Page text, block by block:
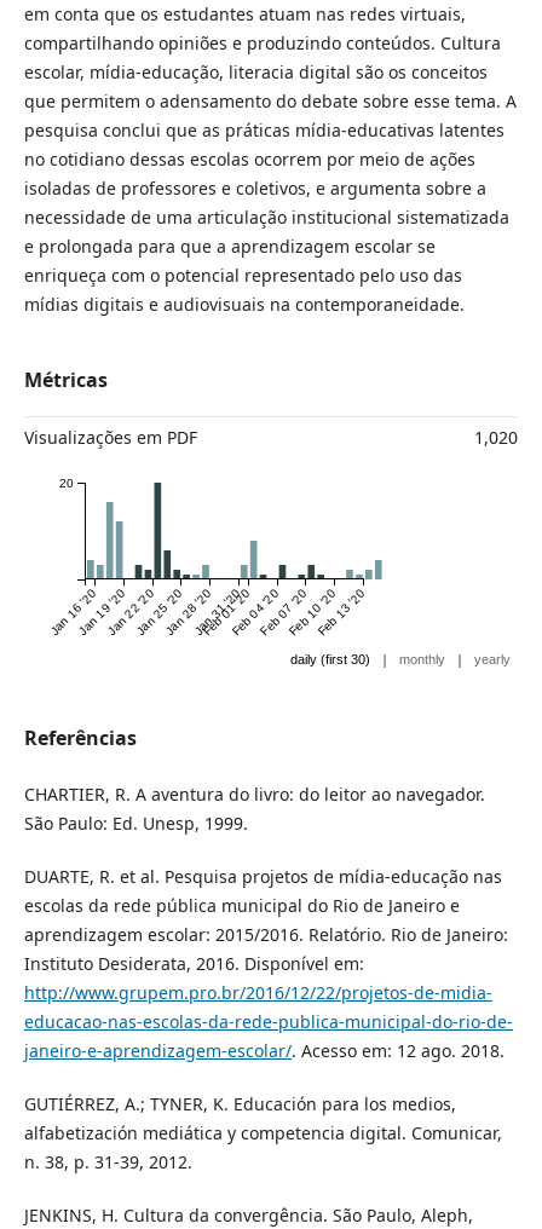
em conta que os estudantes atuam nas redes virtuais,
compartilhando opiniões e produzindo conteúdos. Cultura
escolar, mídia-educação, literacia digital são os conceitos
que permitem o adensamento do debate sobre esse tema. A
pesquisa conclui que as práticas mídia-educativas latentes
no cotidiano dessas escolas ocorrem por meio de ações
isoladas de professores e coletivos, e argumenta sobre a
necessidade de uma articulação institucional sistematizada
e prolongada para que a aprendizagem escolar se
enriqueça com o potencial representado pelo uso das
mídias digitais e audiovisuais na contemporaneidade.
Métricas
Visualizações em PDF 1,020
Jan 16 '20Jan 19 '20Jan 22 '20Jan 25 '20Jan 28 '20Jan 31 '20
Feb 01 '20Feb 04 '20Feb 07 '20Feb 10 '20Feb 13 '20
20
daily (first 30) | monthly | yearly
Referências
CHARTIER, R. A aventura do livro: do leitor ao navegador.
São Paulo: Ed. Unesp, 1999.
DUARTE, R. et al. Pesquisa projetos de mídia-educação nas
escolas da rede pública municipal do Rio de Janeiro e
aprendizagem escolar: 2015/2016. Relatório. Rio de Janeiro:
Instituto Desiderata, 2016. Disponível em:
http://www.grupem.pro.br/2016/12/22/projetos-de-midia-
educacao-nas-escolas-da-rede-publica-municipal-do-rio-de-
janeiro-e-aprendizagem-escolar/. Acesso em: 12 ago. 2018.
GUTIÉRREZ, A.; TYNER, K. Educación para los medios,
alfabetización mediática y competencia digital. Comunicar,
n. 38, p. 31-39, 2012.
JENKINS, H. Cultura da convergência. São Paulo, Aleph,